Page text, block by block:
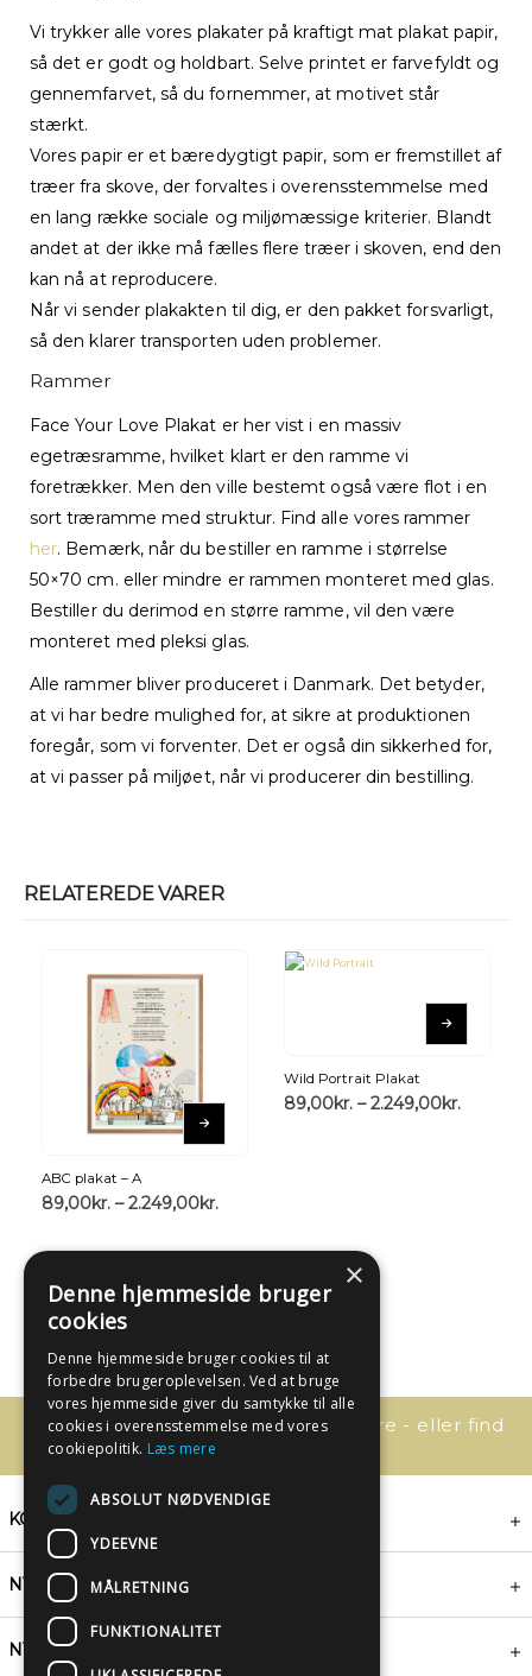
Vi trykker alle vores plakater på kraftigt mat plakat papir,
så det er godt og holdbart. Selve printet er farvefyldt og
gennemfarvet, så du fornemmer, at motivet står
stærkt.
Vores papir er et bæredygtigt papir, som er fremstillet af
træer fra skove, der forvaltes i overensstemmelse med
en lang række sociale og miljømæssige kriterier. Blandt
andet at der ikke må fælles flere træer i skoven, end den
kan nå at reproducere.
Når vi sender plakakten til dig, er den pakket forsvarligt,
så den klarer transporten uden problemer.
Rammer
Face Your Love Plakat er her vist i en massiv
egetræsramme, hvilket klart er den ramme vi
foretrækker. Men den ville bestemt også være flot i en
sort træramme med struktur. Find alle vores rammer
her. Bemærk, når du bestiller en ramme i størrelse
50×70 cm. eller mindre er rammen monteret med glas.
Bestiller du derimod en større ramme, vil den være
monteret med pleksi glas.
Alle rammer bliver produceret i Danmark. Det betyder,
at vi har bedre mulighed for, at sikre at produktionen
foregår, som vi forventer. Det er også din sikkerhed for,
at vi passer på miljøet, når vi producerer din bestilling.
RELATEREDE VARER
ABC plakat – A
89,00kr. – 2.249,00kr.
Wild Portrait Plakat
89,00kr. – 2.249,00kr.
Har du spørgsmål, så kontakt os bare - eller find
svaret her:
KONTAKT
NYHEDSBREV
NYTTIGE LINKS
×
Denne hjemmeside bruger
cookies
Denne hjemmeside bruger cookies til at
forbedre brugeroplevelsen. Ved at bruge
vores hjemmeside giver du samtykke til alle
cookies i overensstemmelse med vores
cookiepolitik. Læs mere
ABSOLUT NØDVENDIGE
YDEEVNE
MÅLRETNING
FUNKTIONALITET